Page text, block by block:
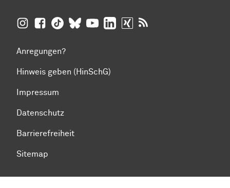
TU Dortmund auf Insta­gram
TU Dortmund auf Facebook
TU Dortmund auf TikTok
TU Dortmund auf BlueSky
TU Dortmund auf YouTube
TU Dortmund auf LinkedIn
TU Dortmund auf XING
Anregungen?
Hinweis geben (HinSchG)
Impressum
Datenschutz
Barrierefreiheit
Sitemap